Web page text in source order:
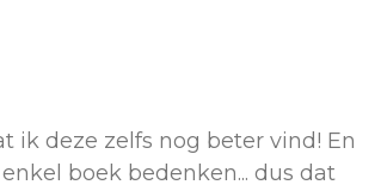
ik deze zelfs nog beter vind! En
boek bedenken... dus dat